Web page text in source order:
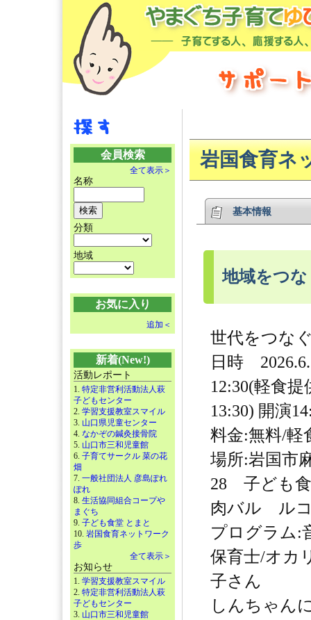
会員検索
全て表示＞
名称
分類
地域
お気に入り
追加＜
新着(New!)
活動レポート
1. 特定非営利活動法人萩
子どもセンター
2. 学習支援教室スマイル
3. 山口県児童センター
4. なかぞの鍼灸接骨院
5. 山口市三和児童館
6. 子育てサークル 菜の花
畑
7. 一般社団法人 彦島ぽれ
ぽれ
8. 生活協同組合コープや
まぐち
9. 子ども食堂 とまと
10. 岩国食育ネットワーク
歩
全て表示＞
お知らせ
1. 学習支援教室スマイル
2. 特定非営利活動法人萩
子どもセンター
3. 山口市三和児童館
岩国食育ネ
基本情報
地域をつ
世代をつな
日時
12:30(軽食
13:30) 開演
料金:無料/軽
場所:岩国市
28 子ども
肉バル ル
プログラム:
保育士/オカ
子さん
しんちゃん